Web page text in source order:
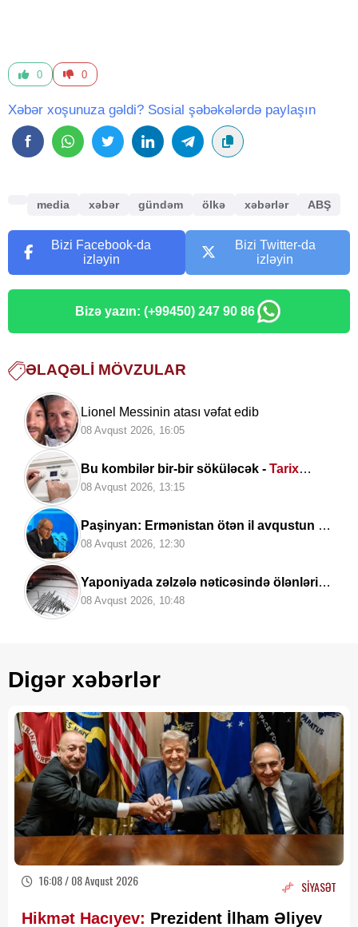
0 0
Xəbər xoşunuza gəldi? Sosial şəbəkələrdə paylaşın
media xəbər gündəm ölkə xəbərlər ABŞ
Bizi Facebook-da
izləyin
Bizi Twitter-da
izləyin
Bizə yazın: (+99450) 247 90 86
ƏLAQƏLI MÖVZULAR
Lionel Messinin atası vəfat edib
08 Avqust 2026, 16:05
Bu kombilər bir-bir söküləcək - Tarix
açıqlandı
08 Avqust 2026, 13:15
Paşinyan: Ermənistan ötən il avqustun 8-
nə qədərdalanda idi
08 Avqust 2026, 12:30
Yaponiyada zəlzələ nəticəsində ölənlərin
sayı artıb
08 Avqust 2026, 10:48
Digər xəbərlər
16:08 / 08 Avqust 2026 SİYASƏT
Hikmət Hacıyev: Prezident İlham Əliyev